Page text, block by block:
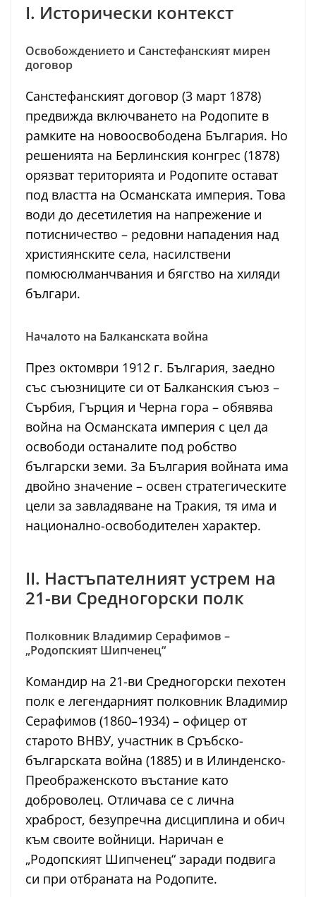
I. Исторически контекст
Освобождението и Санстефанският мирен
договор
Санстефанският договор (3 март 1878)
предвижда включването на Родопите в
рамките на новоосвободена България. Но
решенията на Берлинския конгрес (1878)
орязват територията и Родопите остават
под властта на Османската империя. Това
води до десетилетия на напрежение и
потисничество – редовни нападения над
християнските села, насилствени
помюсюлманчвания и бягство на хиляди
българи.
Началото на Балканската война
През октомври 1912 г. България, заедно
със съюзниците си от Балканския съюз –
Сърбия, Гърция и Черна гора – обявява
война на Османската империя с цел да
освободи останалите под робство
български земи. За България войната има
двойно значение – освен стратегическите
цели за завладяване на Тракия, тя има и
национално-освободителен характер.
II. Настъпателният устрем на
21-ви Средногорски полк
Полковник Владимир Серафимов –
„Родопският Шипченец“
Командир на 21-ви Средногорски пехотен
полк е легендарният полковник Владимир
Серафимов (1860–1934) – офицер от
старото ВНВУ, участник в Сръбско-
българската война (1885) и в Илинденско-
Преображенското въстание като
доброволец. Отличава се с лична
храброст, безупречна дисциплина и обич
към своите войници. Наричан е
„Родопският Шипченец“ заради подвига
си при отбраната на Родопите.